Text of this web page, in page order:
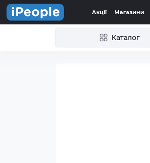
Акції Магазини
Каталог